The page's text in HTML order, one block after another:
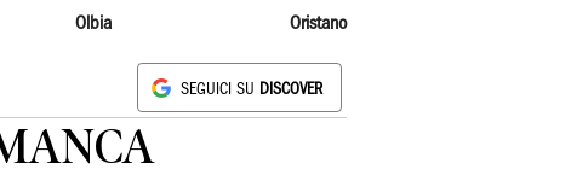
Olbia Oristano
SEGUICI SU DISCOVER